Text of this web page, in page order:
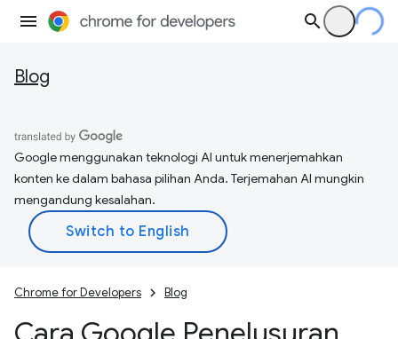
Blog
Google menggunakan teknologi AI untuk menerjemahkan
konten ke dalam bahasa pilihan Anda. Terjemahan AI mungkin
mengandung kesalahan.
Chrome for Developers Blog